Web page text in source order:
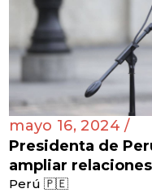
mayo 16, 2024 /
Presidenta de
ampliar
Perú 🇵🇪